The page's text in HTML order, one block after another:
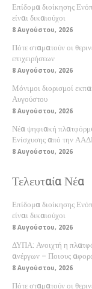
Επίδομα διοίκησης
είναι δικαιούχοι
8 Αυγούστου, 2026
Πότε σταματούν οι
επιχειρήσεων
8 Αυγούστου, 2026
Μόνιμοι διορισμοί
Αυγούστου
8 Αυγούστου, 2026
Νέα ψηφιακή
Ενίσχυσης από την
8 Αυγούστου, 2026
Τελευταία Νέα
Επίδομα διοίκησης
είναι δικαιούχοι
8 Αυγούστου, 2026
ΔΥΠΑ: Ανοιχτή η
ανέργων – Ποιους
8 Αυγούστου, 2026
Πότε σταματούν οι